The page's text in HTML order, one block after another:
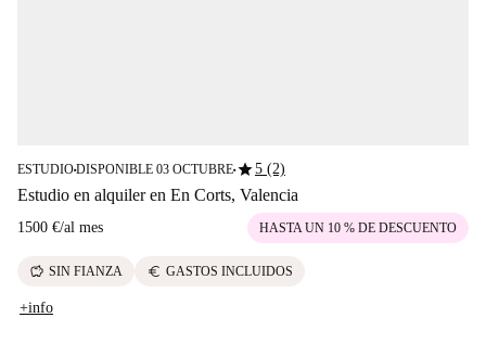
ESTUDIO■DISPONIBLE 03 OCTUBRE■star5 (2)
Estudio en alquiler en En Corts, Valencia
1500 €/al mes HASTA UN 10 % DE DESCUENTO
savings SIN FIANZA euro GASTOS INCLUIDOS
+info